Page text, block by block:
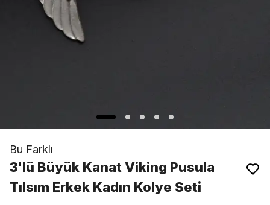
Bu Farklı
3'lü Büyük Kanat Viking Pusula
Tılsım Erkek Kadın Kolye Seti